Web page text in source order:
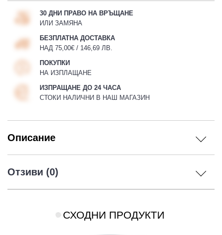
30 ДНИ ПРАВО НА ВРЪЩАНЕ
ИЛИ ЗАМЯНА
БЕЗПЛАТНА ДОСТАВКА
НАД 75,00€ / 146,69 ЛВ.
ПОКУПКИ
НА ИЗПЛАЩАНЕ
ИЗПРАЩАНЕ ДО 24 ЧАСА
СТОКИ НАЛИЧНИ В НАШ МАГАЗИН
Описание
Отзиви (0)
СХОДНИ ПРОДУКТИ